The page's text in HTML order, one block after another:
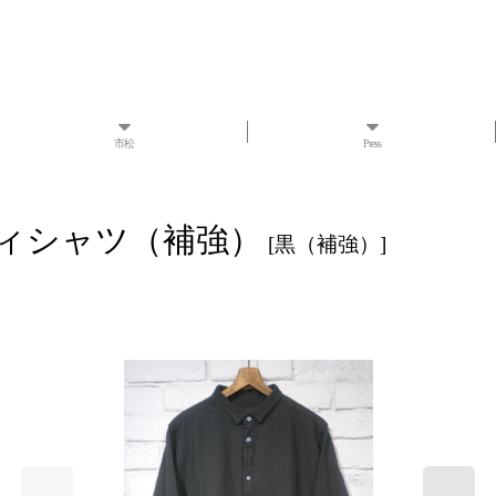
市松 Press
シャツ（補強） [黒（補強） ]